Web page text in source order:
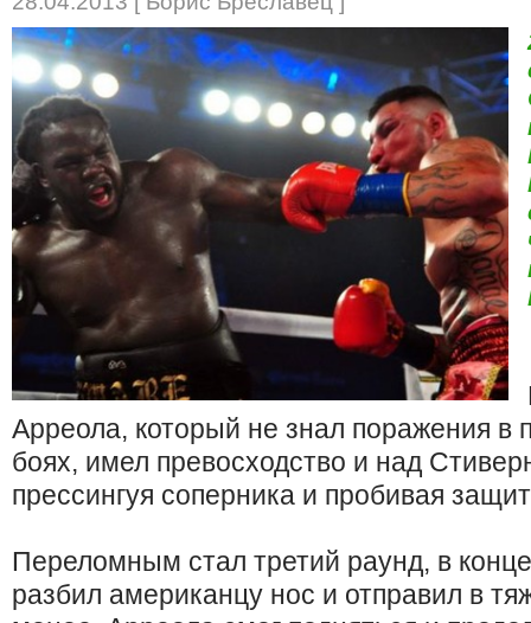
Арреола, который не знал поражения в
боях, имел превосходство и над
прессингуя соперника и пробивая
Переломным стал третий раунд, в
разбил американцу нос и отправил в